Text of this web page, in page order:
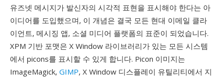
유즈넷 메시지가 발신자의 시각적 표현을 표시해야 한다는 아
이디어를 도입했으며, 이 개념은 결국 모든 현대 이메일 클라
이언트, 메시징 앱, 소셜 미디어 플랫폼의 표준이 되었습니다.
XPM 기반 포맷은 X Window 라이브러리가 있는 모든 시스템
에서 picons를 표시할 수 있게 합니다. Picon 이미지는
ImageMagick, GIMP, X Window 디스플레이 유틸리티에서 지